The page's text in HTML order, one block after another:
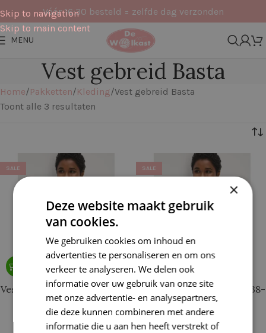
Skip to navigation
Skip to main content
Vóór 16:30 besteld = zelfde dag verzonden
MENU
Vest gebreid Basta
Home Pakketten Kleding Vest gebreid Basta
Toont alle 3 resultaten
SALE
Vest gebreid Basta maat 34-
36 Journal 68-34
65,41 €50,31
SALE
Vest gebreid Basta maat 38-
40 Journal 68-34
€72,40 €55,90
×
Deze website maakt gebruik
van cookies.
We gebruiken cookies om inhoud en
advertenties te personaliseren en om ons
verkeer te analyseren. We delen ook
informatie over uw gebruik van onze site
met onze advertentie- en analysepartners,
die deze kunnen combineren met andere
informatie die u aan hen heeft verstrekt of